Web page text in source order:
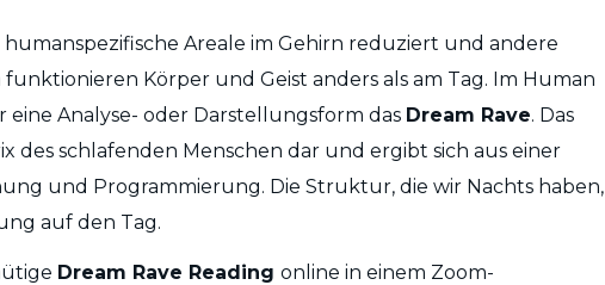
Areale im Gehirn reduziert und andere
Körper und Geist anders als am Tag. Im Human
eine Analyse- oder Darstellungsform das Dream Rave. Das
des schlafenden Menschen dar und ergibt sich aus einer
und Programmierung. Die Struktur, die wir Nachts haben,
auf den Tag.
Dream Rave Reading online in einem Zoom-